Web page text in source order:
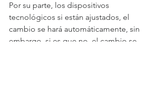
Por su parte, los dispositivos
tecnológicos si están ajustados, el
cambio se hará automáticamente, sin
embargo, si es que no, el cambio se